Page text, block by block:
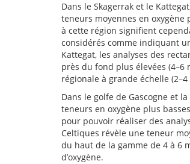
Dans le Skagerrak et le
teneurs moyennes en
à cette région signifient
considérés comme indiquant
Kattegat, les analyses des
près du fond plus élevées
régionale à grande échelle (2–4
Dans le golfe de Gascogne et
teneurs en oxygène plus
pour pouvoir réaliser des
Celtiques révèle une teneur
du haut de la gamme de 4 à 6
d’oxygène.